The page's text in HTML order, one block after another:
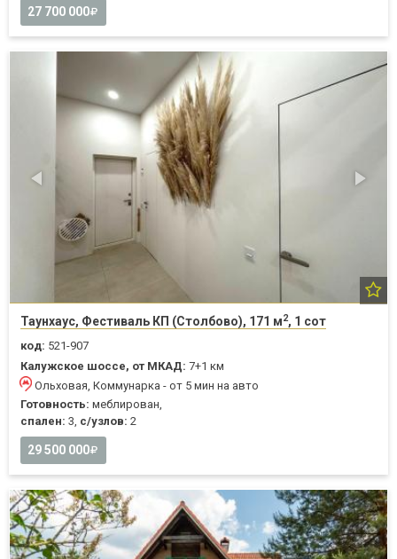
27 700 000
Таунхаус, Фестиваль КП (Столбово), 171 м2, 1 сот
код: 521-907
Калужское шоссе, от МКАД: 7+1 км
Ольховая, Коммунарка - от 5 мин на авто
Готовность: меблирован,
спален: 3, с/узлов: 2
29 500 000